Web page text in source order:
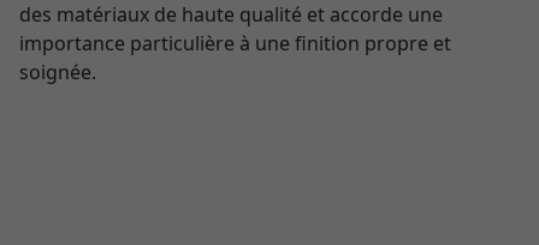
des matériaux de haute qualité et accorde une
importance particulière à une finition propre et
soignée.